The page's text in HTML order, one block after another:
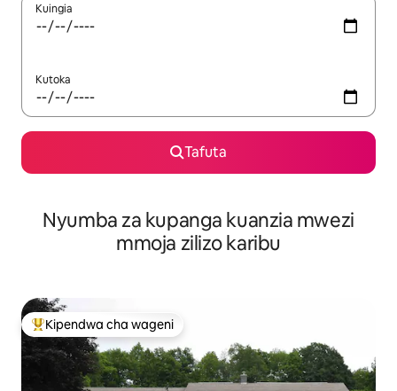
Kuingia
Kutoka
Tafuta
Nyumba za kupanga kuanzia mwezi
mmoja zilizo karibu
Kipendwa maarufu cha wageni
Kipendwa cha wageni